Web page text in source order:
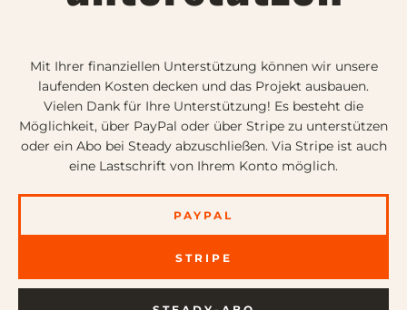
Mit Ihrer finanziellen Unterstützung können wir unsere
laufenden Kosten decken und das Projekt ausbauen.
Vielen Dank für Ihre Unterstützung! Es besteht die
Möglichkeit, über PayPal oder über Stripe zu unterstützen
oder ein Abo bei Steady abzuschließen. Via Stripe ist auch
eine Lastschrift von Ihrem Konto möglich.
PAYPAL
STRIPE